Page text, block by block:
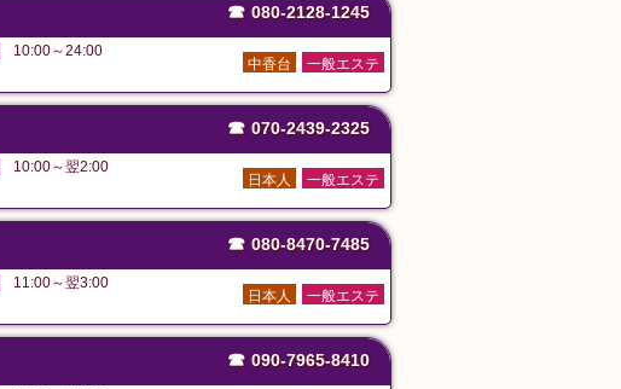
☎ 080-2128-1245
10:00～24:00
一般エステ
中香台
☎ 070-2439-2325
10:00～翌2:00
一般エステ
日本人
☎ 080-8470-7485
11:00～翌3:00
一般エステ
日本人
☎ 090-7965-8410